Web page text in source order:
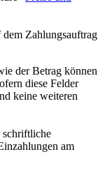
Zahlungsauftrag
der Betrag können
diese Felder
keine weiteren
am